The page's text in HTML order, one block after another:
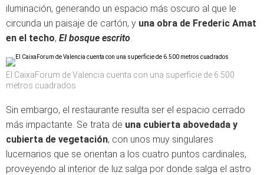
iluminación, generando un espacio más oscuro al que le
circunda un paisaje de cartón, y una obra de Frederic Amat
en el techo, El bosque escrito.
El CaixaForum de Valencia cuenta con una superficie de 6.500
metros cuadrados
Sin embargo, el restaurante resulta ser el espacio cerrado
más impactante. Se trata de una cubierta abovedada y
cubierta de vegetación, con unos muy singulares
lucernarios que se orientan a los cuatro puntos cardinales,
proveyendo al interior de luz salga por donde salga el astro